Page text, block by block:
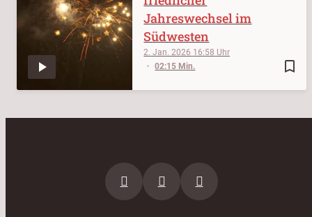
bookmark_border
2. Jan. 2026 16:58
02:15 Min.
Jahreswechsel im
Südwesten